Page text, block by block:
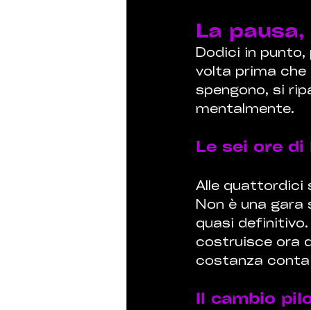
La
Dodici in
volta prima
spengono, si
mentalmente.
Le sei ore di
Alle quattordici
Non è una
quasi
costruisce ora
costanza conta
Il cambio